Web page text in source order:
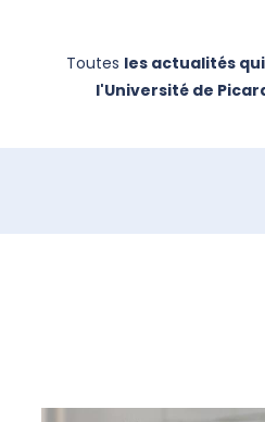
Toutes les actualités
l'Université de